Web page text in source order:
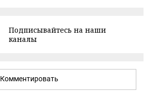
Подписывайтесь на наши
каналы
Комментировать